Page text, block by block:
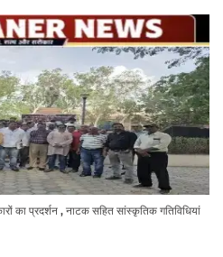
का प्रदर्शन , नाटक सहित सांस्कृतिक गतिविधियां